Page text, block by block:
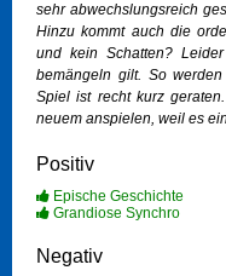
sehr abwechslungsreich
Hinzu kommt auch die
und kein Schatten?
bemängeln gilt. So
Spiel ist recht kurz
neuem anspielen, weil es
Positiv
Epische Geschichte
Grandiose Synchro
Negativ